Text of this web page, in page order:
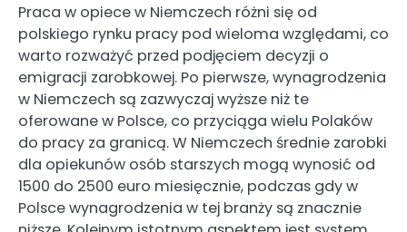
Praca w opiece w Niemczech różni się od
polskiego rynku pracy pod wieloma względami, co
warto rozważyć przed podjęciem decyzji o
emigracji zarobkowej. Po pierwsze, wynagrodzenia
w Niemczech są zazwyczaj wyższe niż te
oferowane w Polsce, co przyciąga wielu Polaków
do pracy za granicą. W Niemczech średnie zarobki
dla opiekunów osób starszych mogą wynosić od
1500 do 2500 euro miesięcznie, podczas gdy w
Polsce wynagrodzenia w tej branży są znacznie